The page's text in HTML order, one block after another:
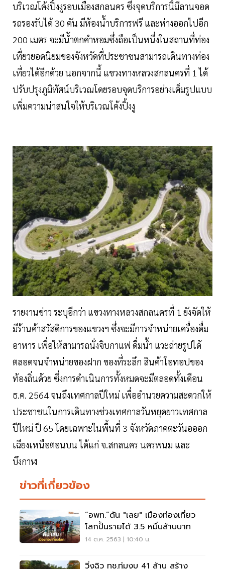
บริเวณโค้งปิ้งงูรอบเมืองสกลนคร ซึ่งจุดบริการนี้มีลานจอด
รถรองรับได้ 30 คัน มีห้องน้ำบริการฟรี และห่างออกไปอีก
200 เมตร จะมีน้ำตกคำหอมซึ่งถือเป็นหนึ่งในสถานที่ท่อง
เที่ยวยอดนิยมของจังหวัดที่ประชาชนสามารถเดินทางท่อง
เที่ยวได้อีกด้วย นอกจากนี้ แขวงทางหลวงสกลนครที่ 1 ได้
ปรับปรุงภูมิทัศน์บริเวณโดยรอบจุดบริการอย่างเต็มรูปแบบ
เพิ่มความน่าสนใจให้บริเวณโค้งปิ้งงู
รายงานข่าว ระบุอีกว่า แขวงทางหลวงสกลนครที่ 1 ยังจัดให้
มีร้านค้าสวัสดิการของแขวงฯ ซึ่งจะมีการจำหน่ายเครื่องดื่ม
อาหาร เพื่อให้สามารถนั่งจิบกาแฟ ดื่มน้ำ แวะถ่ายรูปได้
ตลอดจนจำหน่ายของฝาก ของที่ระลึก สินค้าโอทอปของ
ท้องถิ่นด้วย ซึ่งการดำเนินการทั้งหมดจะมีตลอดทั้งเดือน
ธ.ค. 2564 จนถึงเทศกาลปีใหม่ เพื่ออำนวยความสะดวกให้
ประชาชนในการเดินทางช่วงเทศกาลวันหยุดยาวเทศกาล
ปีใหม่ ปี 65 โดยเฉพาะในพื้นที่ 3 จังหวัดภาคตะวันอออก
เฉียงเหนือตอนบน ได้แก่ จ.สกลนคร นครพนม และ
บึงกาฬ
ข่าวที่เกี่ยวข้อง
“อพท.”ดัน "เลย" เมืองท่องเที่ยว
โลกปั้นรายได้ 3.5 หมื่นล้านบาท
14 ต.ค. 2563 | 10:40 น.
วิ่งฉิว ทช.ทุ่มงบ 41 ล้าน สร้าง